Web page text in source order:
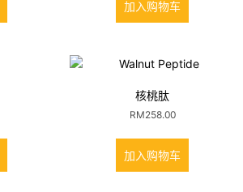
加入购物车
核桃肽
RM258.00
加入购物车